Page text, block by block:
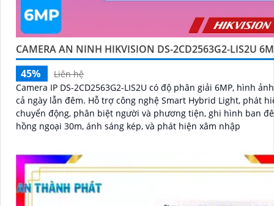
CAMERA AN NINH HIKVISION DS-2CD2563G2-LIS2U
45%
Liên hệ
Camera IP DS-2CD2563G2-LIS2U có độ phân giải 6MP, hình
cả ngày lẫn đêm. Hỗ trợ công nghệ Smart Hybrid Light, phát hiện
chuyển động, phân biệt người và phương tiện, ghi hình ban
hồng ngoại 30m, ánh sáng kép, và phát hiện xâm nhập